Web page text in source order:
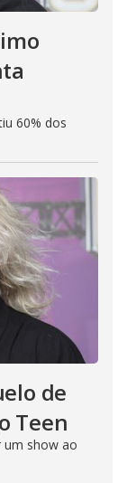
60% dos
de
Teen
um show ao